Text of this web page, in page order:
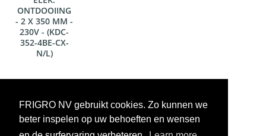
FRIGRO NV gebruikt cookies. Zo kunnen we
beter inspelen op uw behoeften en wensen
ONTDOOIING
- 2 X 350 MM -
230V - (KDC-
352-4BE-CX-
N/L)
Voorraadweergave onder voorbehoud van verkoop